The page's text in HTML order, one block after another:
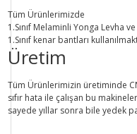
Tüm Ürünlerimizde
1.Sınıf Melaminli Yonga Levha ve
1.Sınıf kenar bantları
Üretim
Tüm Ürünlerimizin üretiminde
sıfır hata ile çalışan bu
sayede yıllar sonra bile yedek